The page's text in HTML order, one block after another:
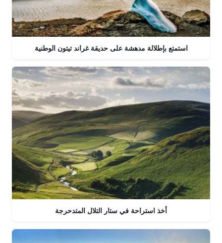
استمتع بإطلالة مدهشة على حديقة غراند تيتون الوطنية
أخذ استراحة في ستار التلال المتدحرجة